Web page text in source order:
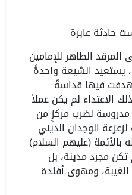
حادثة عابرة
الطاهر للإمامين
يستعيد الشيعة واحدةً
فيها قداسةُ
الاعتداء لم يكن عملاً
مدروسة لضرب مركزٍ من
الوجدان الديني
بالأئمة (عليهم السلام)
مجرد مدينة، بل
ومهوى أفئدة